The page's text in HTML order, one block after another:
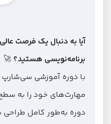
آیا به دنبال یک فرصت
برنامه‌نویسی هستید؟ 🚀
با دوره آموزشی سی‌شارپ
مهارت‌های خود را به
دوره به‌طور کامل